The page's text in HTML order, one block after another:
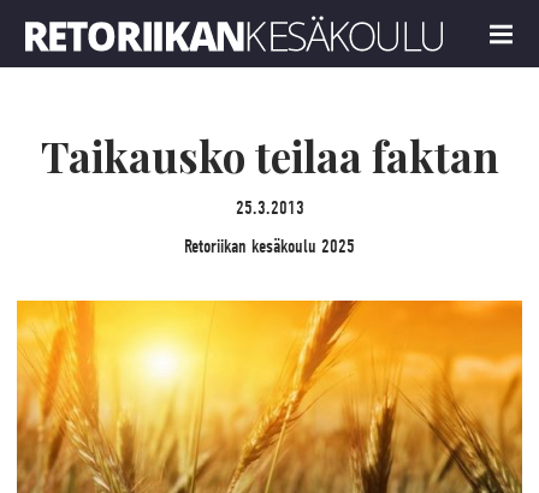
MENU
Taikausko teilaa faktan
25.3.2013
Retoriikan kesäkoulu 2025